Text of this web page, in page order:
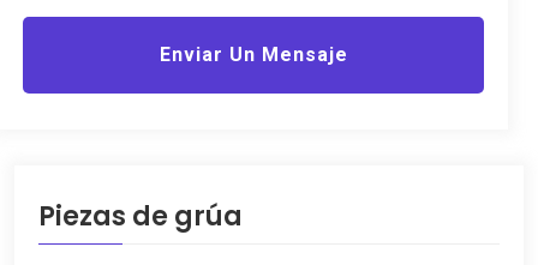
Enviar Un Mensaje
Piezas de grúa